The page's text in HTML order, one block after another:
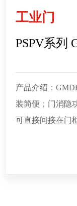
工业门
PSPV系列
产品介绍：
装简便；门消隐
可直接间接在门